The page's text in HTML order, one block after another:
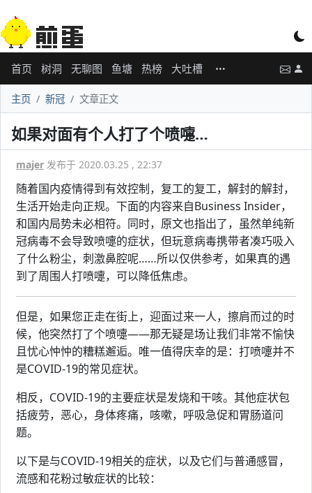
首页 树洞 无聊图 鱼塘 热榜 大吐槽
主页 新冠 文章正文
如果对面有个人打了个喷嚏…
majer 发布于 2020.03.25 , 22:37
随着国内疫情得到有效控制，复工的复工，解封的解封，
生活开始走向正规。下面的内容来自Business Insider，
和国内局势未必相符。同时，原文也指出了，虽然单纯新
冠病毒不会导致喷嚏的症状，但玩意病毒携带者凑巧吸入
了什么粉尘，刺激鼻腔呢……所以仅供参考，如果真的遇
到了周围人打喷嚏，可以降低焦虑。
但是，如果您正走在街上，迎面过来一人，擦肩而过的时
候，他突然打了个喷嚏——那无疑是场让我们非常不愉快
且忧心忡忡的糟糕邂逅。唯一值得庆幸的是：打喷嚏并不
是COVID-19的常见症状。
相反，COVID-19的主要症状是发烧和干咳。其他症状包
括疲劳，恶心，身体疼痛，咳嗽，呼吸急促和胃肠道问
题。
以下是与COVID-19相关的症状，以及它们与普通感冒，
流感和花粉过敏症状的比较：